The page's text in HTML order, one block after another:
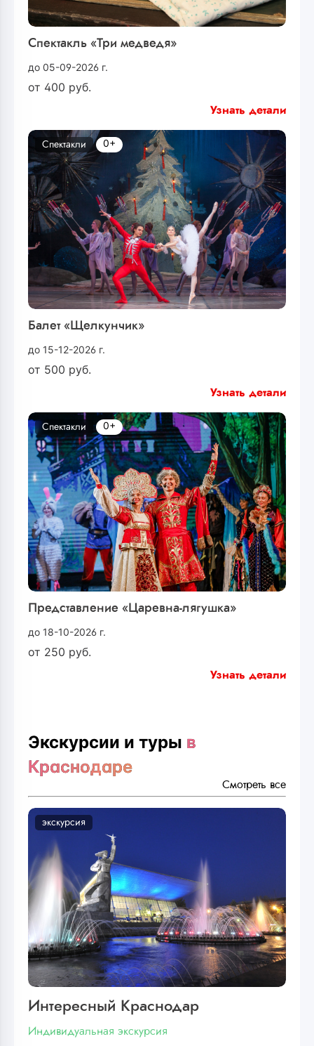
Спектакль «Три медведя»
до 05-09-2026 г.
от 400 руб.
Узнать детали
Балет «Щелкунчик»
до 15-12-2026 г.
от 500 руб.
Спектакли 0+
Узнать детали
Представление «Царевна-лягушка»
до 18-10-2026 г.
от 250 руб.
Спектакли 0+
Узнать детали
Экскурсии и туры в
Краснодаре
Смотреть все
экскурсия
Интересный Краснодар
Индивидуальная экскурсия